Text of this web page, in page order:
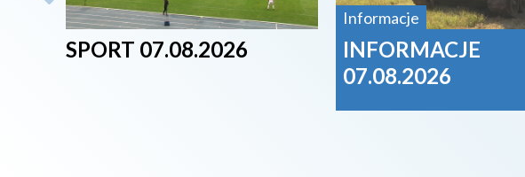
SPORT 07.08.2026
Informacje
INFORMACJE
07.08.2026